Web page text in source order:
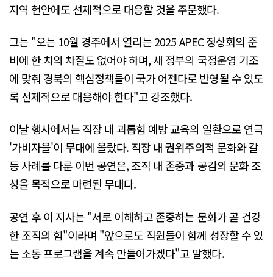
지역 현안에도 선제적으로 대응할 것을 주문했다.
그는 "오는 10월 경주에서 열리는 2025 APEC 정상회의 준
비에 한 치의 차질도 없어야 하며, 새 정부의 국정운영 기조
에 맞춰 경북의 핵심정책들이 국가 어젠다로 반영될 수 있도
록 선제적으로 대응해야 한다"고 강조했다.
이날 행사에서는 직장 내 괴롭힘 예방 교육의 일환으로 연극
'가비자을'이 무대에 올랐다. 직장 내 권위주의적 문화와 갈
등 사례를 다룬 이번 공연은, 조직 내 존중과 공감의 문화 조
성을 목적으로 마련된 무대다.
공연 후 이 지사는 "서로 이해하고 존중하는 문화가 곧 건강
한 조직의 힘"이라며 "앞으로도 직원들이 함께 성장할 수 있
는 소통 프로그램을 계속 만들어가겠다"고 말했다.